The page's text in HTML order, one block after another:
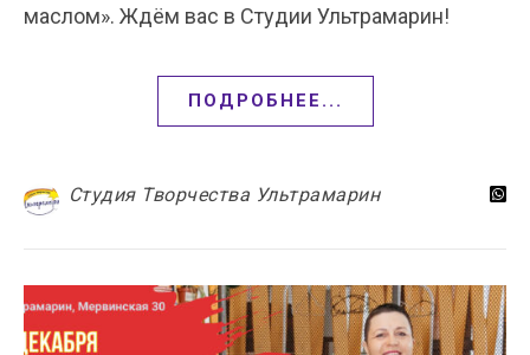
маслом». Ждём вас в Студии Ультрамарин!
ПОДРОБНЕЕ...
Студия Творчества Ультрамарин